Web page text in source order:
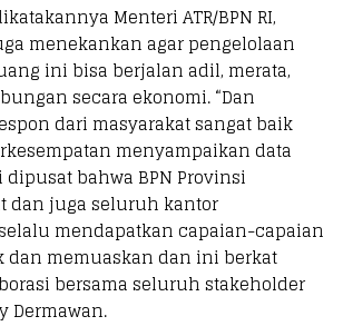
Menteri ATR/BPN RI,
menekankan agar pengelolaan
ini bisa berjalan adil, merata,
secara ekonomi. “Dan
dari masyarakat sangat baik
menyampaikan data
bahwa BPN Provinsi
dan juga seluruh kantor
mendapatkan capaian-capaian
memuaskan dan ini berkat
bersama seluruh stakeholder
Dermawan.